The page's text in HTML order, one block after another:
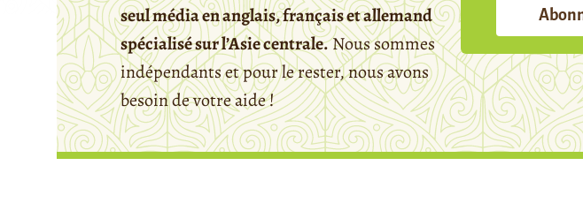
seul média en anglais, français et allemand
spécialisé sur l’Asie centrale.Nous sommes
indépendants et pour le rester, nous avons
besoin de votre aide !